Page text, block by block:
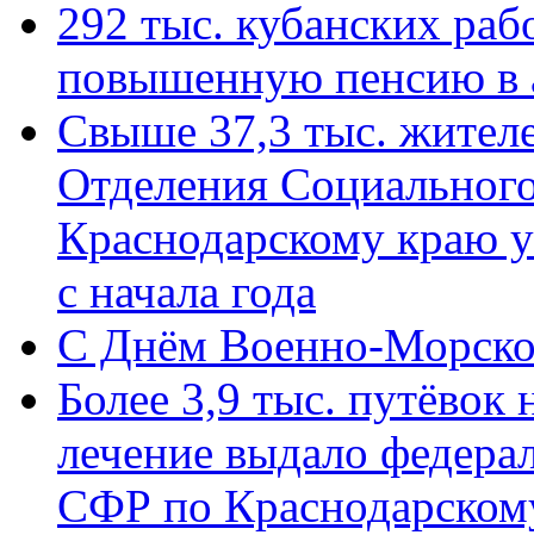
292 тыс. кубанских
повышенную пенсию в
Свыше 37,3 тыс.
Отделения
Краснодарскому краю
с начала года
C Днём Военно-
Более 3,9 тыс. путёвок
лечение выдало
СФР по